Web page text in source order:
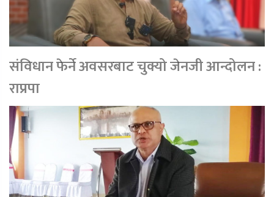
संविधान फेर्ने अवसरबाट चुक्यो जेनजी आन्दोलन :
राप्रपा